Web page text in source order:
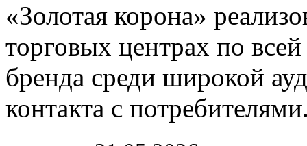
«Золотая корона»
торговых центрах по
бренда среди широкой
контакта с